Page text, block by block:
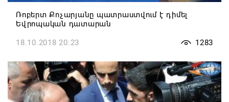
Ռոբերտ Քոչարյանը պատրաստվում է դիմել
Եվրոպական դատարան
18.10.2018 20:23 1283